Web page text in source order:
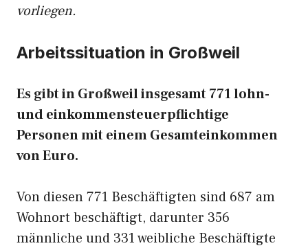
vorliegen.
Arbeitssituation in Großweil
Es gibt in Großweil insgesamt 771 lohn-
und einkommensteuerpflichtige
Personen mit einem Gesamteinkommen
von Euro.
Von diesen 771 Beschäftigten sind 687 am
Wohnort beschäftigt, darunter 356
männliche und 331 weibliche Beschäftigte